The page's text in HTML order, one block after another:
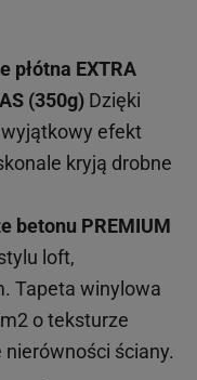
płótna EXTRA
(350g) Dzięki
efekt
kryją drobne
betonu PREMIUM
loft,
Tapeta winylowa
o teksturze
ściany.